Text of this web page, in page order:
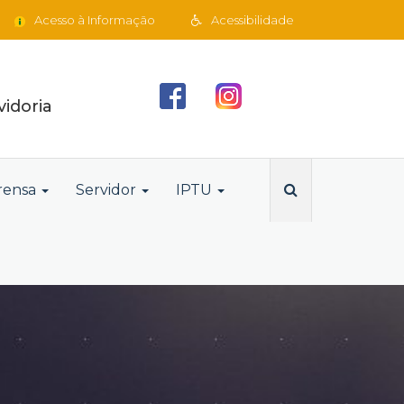
Acessibilidade
Acesso à Informação
Servidor IPTU